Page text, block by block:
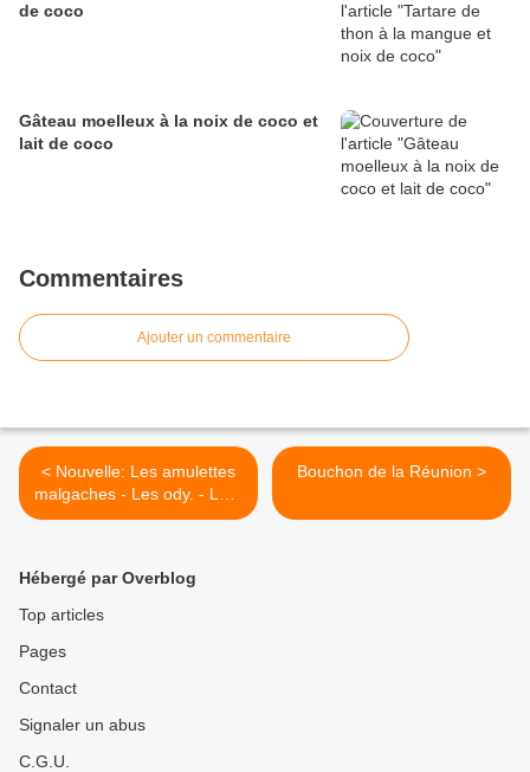
de coco
Gâteau moelleux à la noix de coco et
lait de coco
Commentaires
Ajouter un commentaire
< Nouvelle: Les amulettes
malgaches - Les ody. - Leur
culte toujours vivace
Bouchon de la Réunion >
Hébergé par Overblog
Top articles
Pages
Contact
Signaler un abus
C.G.U.